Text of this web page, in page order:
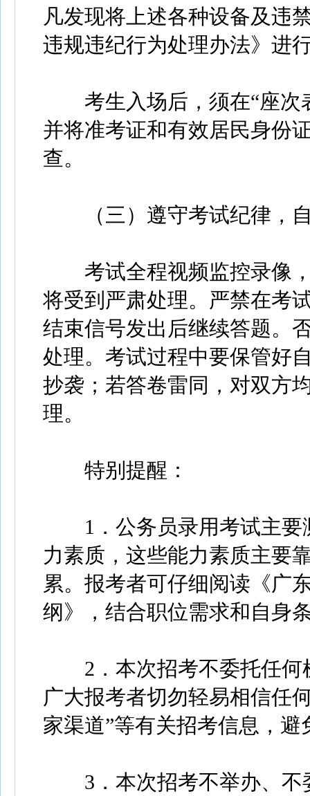
凡发现将上述各种设备及违
违规违纪行为处理办法》进
考生入场后，须在“座次
并将准考证和有效居民身份
查。
（三）遵守考试纪律，自
考试全程视频监控录像，
将受到严肃处理。严禁在考
结束信号发出后继续答题。
处理。考试过程中要保管好
抄袭；若答卷雷同，对双方
理。
特别提醒：
1．公务员录用考试主要
力素质，这些能力素质主要
累。报考者可仔细阅读《广
纲》，结合职位需求和自身
2．本次招考不委托任何
广大报考者切勿轻易相信任
家渠道”等有关招考信息，避
3．本次招考不举办、不